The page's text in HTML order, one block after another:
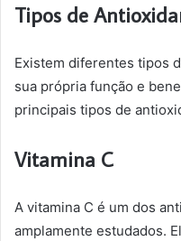
Tipos de
Existem diferentes tipos
sua própria função e
principais tipos de
Vitamina C
A vitamina C é um dos
amplamente estudados.